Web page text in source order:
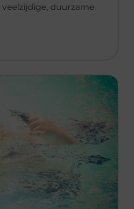
duurzame